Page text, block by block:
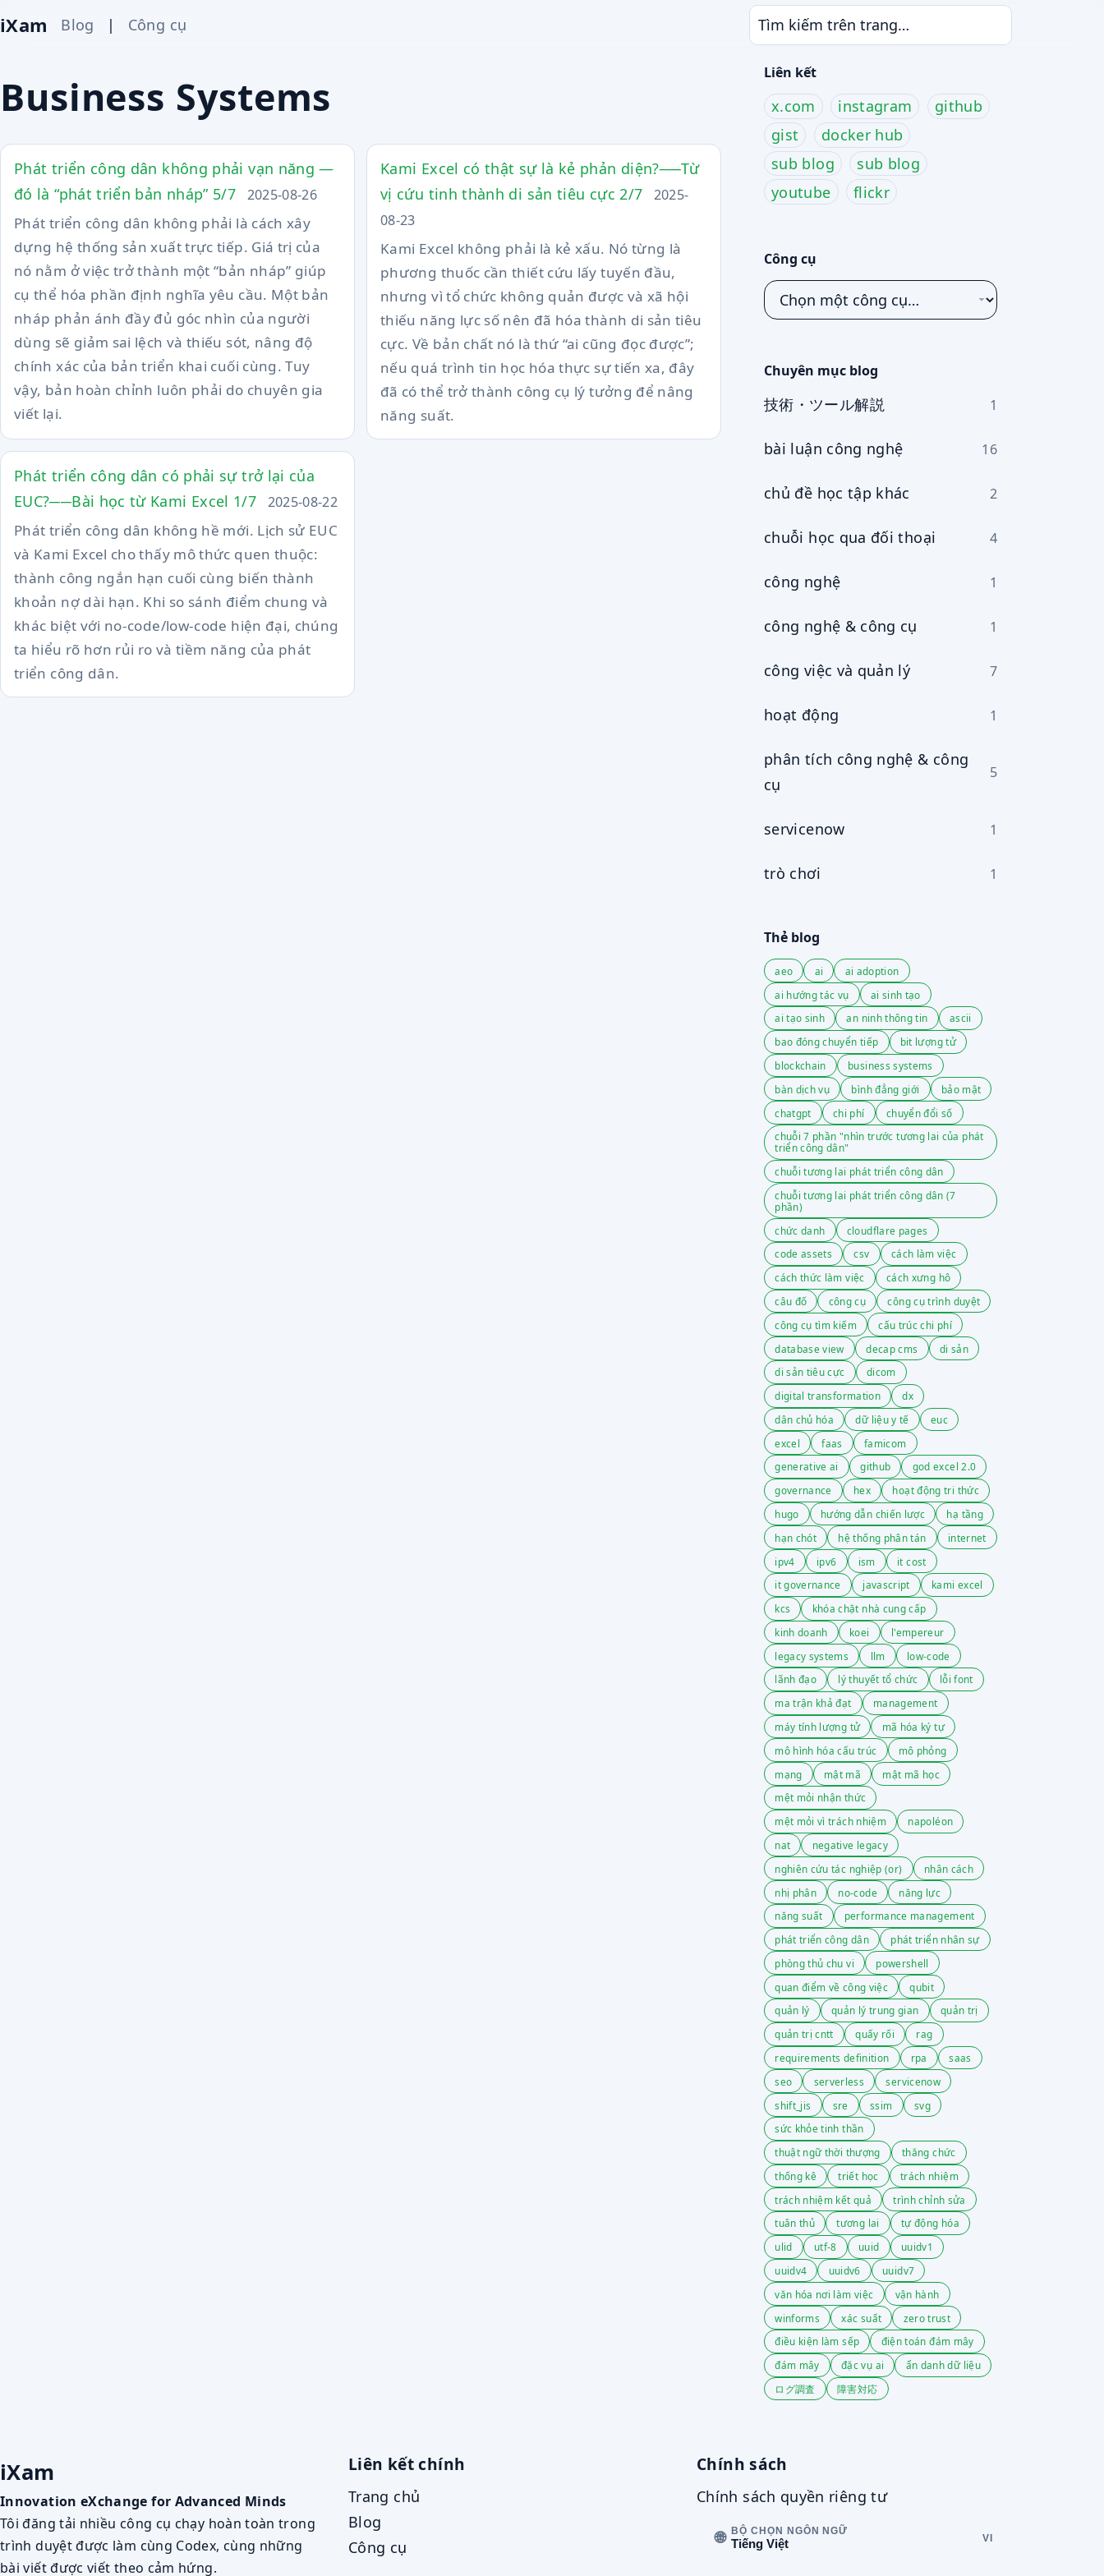
iXam Blog | Công cụ
Liên kết
x.com instagram
github
gist
docker hub
sub blog
sub blog
youtube
flickr
Công cụ
Chọn
một
cụ
Chuyên mục blog
技術・ツール解説 1
bài luận công nghệ 16
chủ đề học tập khác 2
chuỗi học qua đối thoại 4
công nghệ 1
công nghệ & công cụ 1
công việc và quản lý 7
hoạt động 1
phân tích công nghệ & công
cụ
5
servicenow 1
trò chơi 1
Thẻ blog
aeo ai
ai adoption
ai hướng tác vụ
ai sinh tạo
ai tạo sinh
an ninh thông tin
ascii
bao đóng chuyển tiếp
bit lượng tử
blockchain
business systems
bàn dịch vụ
bình đẳng giới
bảo mật
chatgpt
chi phí
chuyển đổi số
chuỗi 7 phần "nhìn trước tương lai của phát
triển công dân"
chuỗi tương lai phát triển công dân
chuỗi tương lai phát triển công dân (7
phần)
chức danh
cloudflare pages
code assets
csv
cách làm việc
cách thức làm việc
cách xưng hô
câu đố
công cụ
công cụ trình duyệt
công cụ tìm kiếm
cấu trúc chi phí
database view
decap cms
di sản
di sản tiêu cực
dicom
digital transformation
dx
dân chủ hóa
dữ liệu y tế
euc
excel
faas
famicom
generative ai
github
god excel 2.0
governance
hex
hoạt động tri thức
hugo
hướng dẫn chiến lược
hạ tầng
hạn chót
hệ thống phân tán
internet
ipv4
ipv6 ism
it cost
it governance
javascript
kami excel
kcs
khóa chặt nhà cung cấp
kinh doanh
koei
l'empereur
legacy systems
llm
low-code
lãnh đạo
lý thuyết tổ chức
lỗi font
ma trận khả đạt
management
máy tính lượng tử
mã hóa ký tự
mô hình hóa cấu trúc
mô phỏng
mạng
mật mã
mật mã học
mệt mỏi nhận thức
mệt mỏi vì trách nhiệm
napoléon
nat
negative legacy
nghiên cứu tác nghiệp (or)
nhân cách
nhị phân
no-code
năng lực
năng suất
performance management
phát triển công dân
phát triển nhân sự
phòng thủ chu vi
powershell
quan điểm về công việc
qubit
quản lý
quản lý trung gian
quản trị
quản trị cntt
quấy rối
rag
requirements definition
rpa
saas
seo
serverless
servicenow
shift_jis
sre ssim
svg
sức khỏe tinh thần
thuật ngữ thời thượng
thăng chức
thống kê
triết học
trách nhiệm
trách nhiệm kết quả
trình chỉnh sửa
tuân thủ
tương lai
tự động hóa
ulid
utf-8 uuid
uuidv1
uuidv4
uuidv6
uuidv7
văn hóa nơi làm việc
vận hành
winforms
xác suất
zero trust
điều kiện làm sếp
điện toán đám mây
đám mây
đặc vụ ai
ẩn danh dữ liệu
ログ調査
障害対応
Business Systems
Phát triển công dân không phải vạn năng —
đó là “phát triển bản nháp” 5/7
2025-08-26
Phát triển công dân không phải là cách xây
dựng hệ thống sản xuất trực tiếp. Giá trị của
nó nằm ở việc trở thành một “bản nháp” giúp
cụ thể hóa phần định nghĩa yêu cầu. Một bản
nháp phản ánh đầy đủ góc nhìn của người
dùng sẽ giảm sai lệch và thiếu sót, nâng độ
chính xác của bản triển khai cuối cùng. Tuy
vậy, bản hoàn chỉnh luôn phải do chuyên gia
viết lại.
Kami Excel có thật sự là kẻ phản diện?──Từ
vị cứu tinh thành di sản tiêu cực 2/7
2025-
08-23
Kami Excel không phải là kẻ xấu. Nó từng là
phương thuốc cần thiết cứu lấy tuyến đầu,
nhưng vì tổ chức không quản được và xã hội
thiếu năng lực số nên đã hóa thành di sản tiêu
cực. Về bản chất nó là thứ “ai cũng đọc được”;
nếu quá trình tin học hóa thực sự tiến xa, đây
đã có thể trở thành công cụ lý tưởng để nâng
năng suất.
Phát triển công dân có phải sự trở lại của
EUC?──Bài học từ Kami Excel 1/7
2025-08-22
Phát triển công dân không hề mới. Lịch sử EUC
và Kami Excel cho thấy mô thức quen thuộc:
thành công ngắn hạn cuối cùng biến thành
khoản nợ dài hạn. Khi so sánh điểm chung và
khác biệt với no-code/low-code hiện đại, chúng
ta hiểu rõ hơn rủi ro và tiềm năng của phát
triển công dân.
iXam
Innovation eXchange for Advanced Minds
Tôi đăng tải nhiều công cụ chạy hoàn toàn trong
trình duyệt được làm cùng Codex, cùng những
bài viết được viết theo cảm hứng.
Liên kết chính
Trang chủ
Blog
Công cụ
Chính sách
Chính sách quyền riêng tư
🌐 BỘ CHỌN NGÔN NGỮ
Tiếng Việt VI